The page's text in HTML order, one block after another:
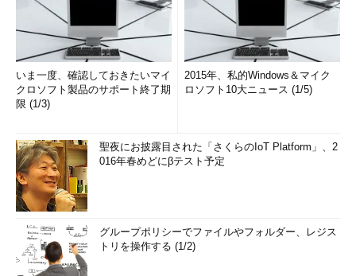
いま一度、確認しておきたいマイ
クロソフト製品のサポート終了期
限 (1/3)
2015年、私的Windows＆マイク
ロソフト10大ニュース (1/5)
聖夜にお披露目された「さくらのIoT Platform」、2
016年春めどにβテスト予定
グループポリシーでファイルやフォルダー、レジス
トリを操作する (1/2)